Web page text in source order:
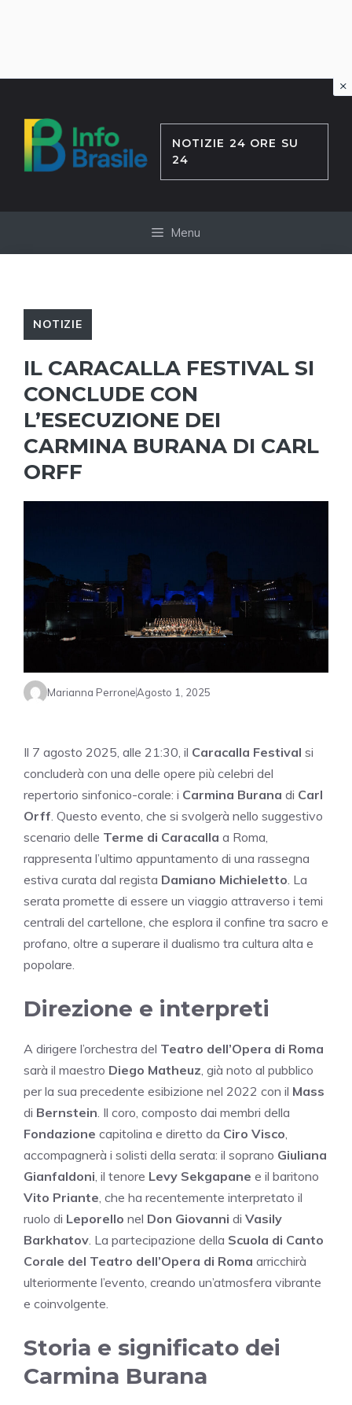
contenuto
NOTIZIE 24 ORE SU
24
Menu
NOTIZIE
IL CARACALLA FESTIVAL SI
CONCLUDE CON
L’ESECUZIONE DEI
CARMINA BURANA DI CARL
ORFF
Marianna PerroneAgosto 1, 2025
Il 7 agosto 2025, alle 21:30, il Caracalla Festival si
concluderà con una delle opere più celebri del
repertorio sinfonico-corale: i Carmina Burana di Carl
Orff. Questo evento, che si svolgerà nello suggestivo
scenario delle Terme di Caracalla a Roma,
rappresenta l’ultimo appuntamento di una rassegna
estiva curata dal regista Damiano Michieletto. La
serata promette di essere un viaggio attraverso i temi
centrali del cartellone, che esplora il confine tra sacro e
profano, oltre a superare il dualismo tra cultura alta e
popolare.
Direzione e interpreti
A dirigere l’orchestra del Teatro dell’Opera di Roma
sarà il maestro Diego Matheuz, già noto al pubblico
per la sua precedente esibizione nel 2022 con il Mass
di Bernstein. Il coro, composto dai membri della
Fondazione capitolina e diretto da Ciro Visco,
accompagnerà i solisti della serata: il soprano Giuliana
Gianfaldoni, il tenore Levy Sekgapane e il baritono
Vito Priante, che ha recentemente interpretato il
ruolo di Leporello nel Don Giovanni di Vasily
Barkhatov. La partecipazione della Scuola di Canto
Corale del Teatro dell’Opera di Roma arricchirà
ulteriormente l’evento, creando un’atmosfera vibrante
e coinvolgente.
Storia e significato dei
Carmina Burana
×